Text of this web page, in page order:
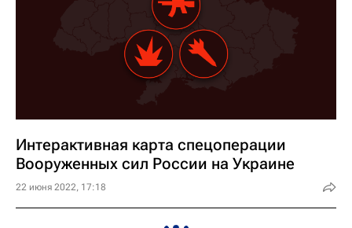
Интерактивная карта спецоперации
Вооруженных сил России на Украине
22 июня 2022, 17:18